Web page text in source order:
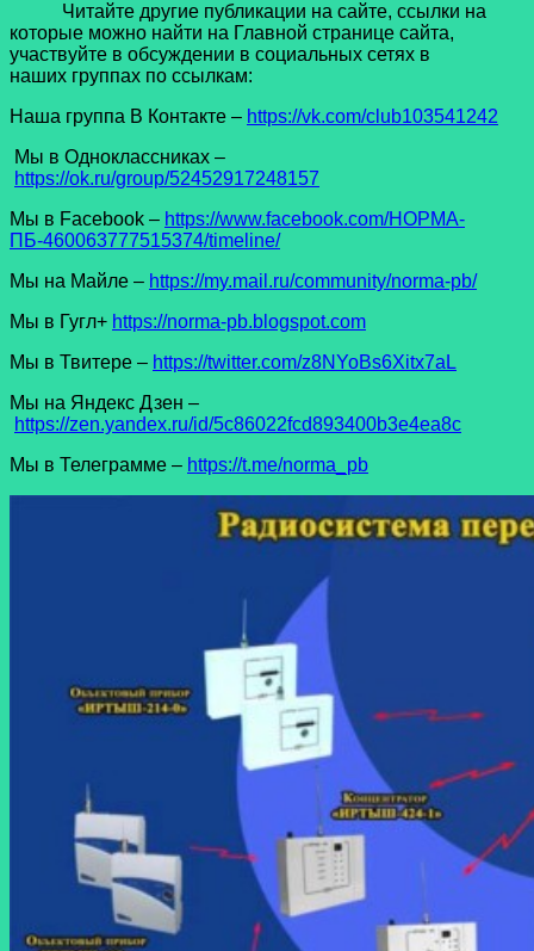
Читайте другие публикации на сайте, ссылки на
которые можно найти на Главной странице сайта,
участвуйте в обсуждении в социальных сетях в
наших группах по ссылкам:
Наша группа В Контакте – https://vk.com/club103541242
Мы в Одноклассниках –
https://ok.ru/group/52452917248157
Мы в Facеbook – https://www.facebook.com/НОРМА-
ПБ-460063777515374/timeline/
Мы на Майле – https://my.mail.ru/community/norma-pb/
Мы в Гугл+ https://norma-pb.blogspot.com
Мы в Твитере – https://twitter.com/z8NYoBs6Xitx7aL
Мы на Яндекс Дзен –
https://zen.yandex.ru/id/5c86022fcd893400b3e4ea8c
Мы в Телеграмме – https://t.me/norma_pb